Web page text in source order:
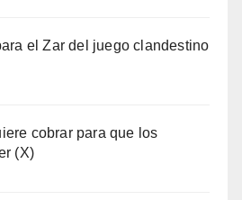
el Zar del juego clandestino
cobrar para que los
(X)